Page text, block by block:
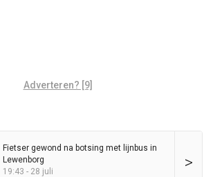
Adverteren? [9]
>
Fietser gewond na botsing met lijnbus in
Lewenborg
19:43 - 28 juli